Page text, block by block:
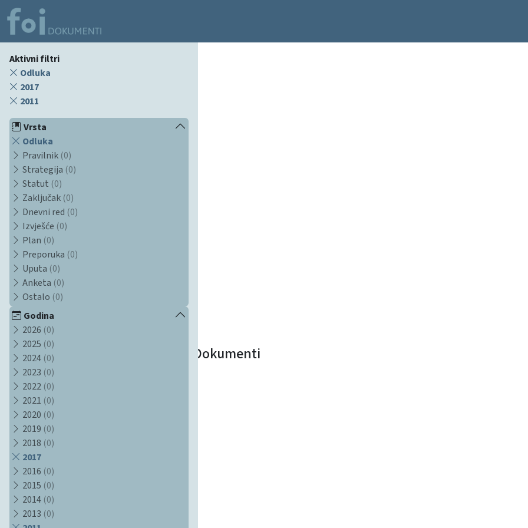
Aktivni filtri
Odluka
2017
2011
Vrsta
Odluka
Pravilnik (0)
Strategija (0)
Statut (0)
Zaključak (0)
Dnevni red (0)
Izvješće (0)
Plan (0)
Preporuka (0)
Uputa (0)
Anketa (0)
Ostalo (0)
Godina
2026 (0)
2025 (0)
2024 (0)
2023 (0)
2022 (0)
2021 (0)
2020 (0)
2019 (0)
2018 (0)
2017
2016 (0)
2015 (0)
2014 (0)
2013 (0)
Dokumenti